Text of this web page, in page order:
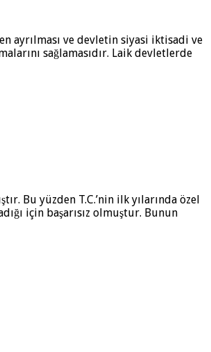
ayrılması ve devletin siyasi iktisadi ve
sağlamasıdır. Laik devletlerde
Bu yüzden T.C.’nin ilk yılarında özel
için başarısız olmuştur. Bunun